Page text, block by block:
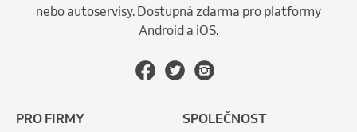
nebo autoservisy. Dostupná zdarma pro platformy
Android a iOS.
PRO FIRMY SPOLEČNOST